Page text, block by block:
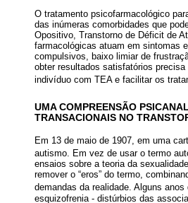
O tratamento psicofarmacológico
das inúmeras comorbidades que
Opositivo, Transtorno de Déficit de
farmacológicas atuam em sintomas
compulsivos, baixo limiar de
obter resultados satisfatórios
indivíduo com TEA e facilitar os
UMA COMPREENSÃO
TRANSACIONAIS NO
Em 13 de maio de 1907, em uma
autismo. Em vez de usar o termo
ensaios sobre a teoria da
remover o “eros” do termo,
demandas da realidade. Alguns anos
esquizofrenia - distúrbios das